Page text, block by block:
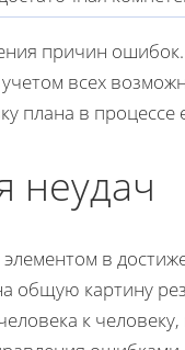
причин ошибок.
всех
плана в процессе
неудач
в
картину
к